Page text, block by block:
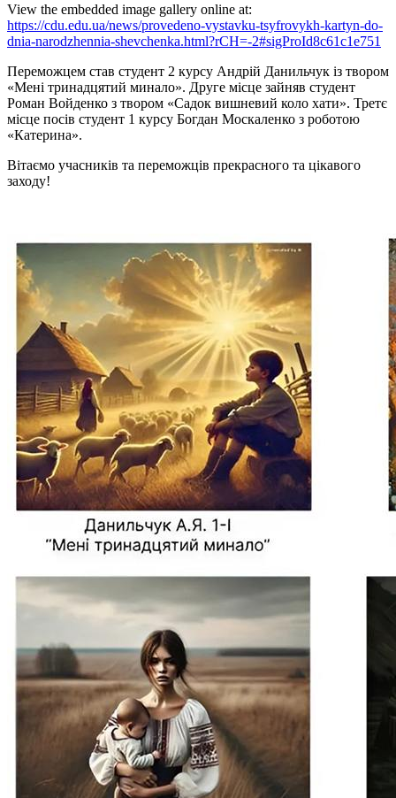
View the embedded image gallery online at:
https://cdu.edu.ua/news/provedeno-vystavku-tsyfrovykh-kartyn-do-
dnia-narodzhennia-shevchenka.html?rCH=-2#sigProId8c61c1e751
Переможцем став студент 2 курсу Андрій Данильчук із твором
«Мені тринадцятий минало». Друге місце зайняв студент
Роман Войденко з твором «Садок вишневий коло хати». Третє
місце посів студент 1 курсу Богдан Москаленко з роботою
«Катерина».
Вітаємо учасників та переможців прекрасного та цікавого
заходу!